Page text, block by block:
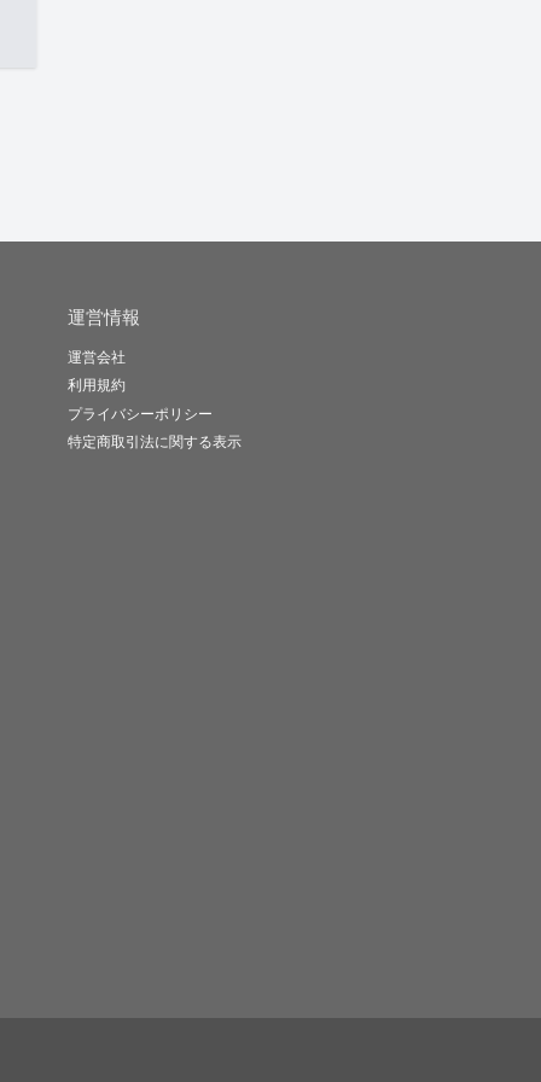
運営情報
運営会社
利用規約
プライバシーポリシー
特定商取引法に関する表示